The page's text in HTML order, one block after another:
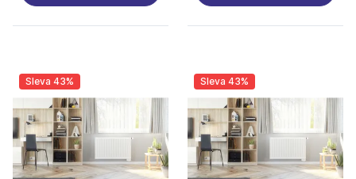
Sleva 43% Sleva 43%